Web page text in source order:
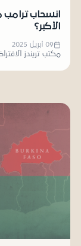
انسحاب ترامب
الأكبر؟
09 أبريل 2025
مكتب تريندز